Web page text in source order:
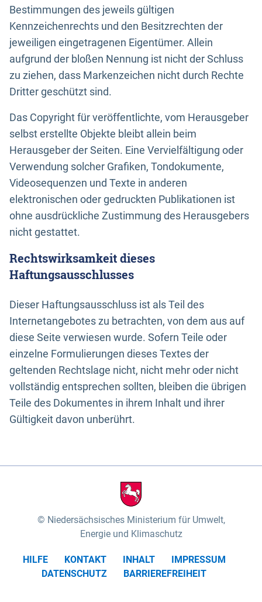
Bestimmungen des jeweils gültigen
Kennzeichenrechts und den Besitzrechten der
jeweiligen eingetragenen Eigentümer. Allein
aufgrund der bloßen Nennung ist nicht der Schluss
zu ziehen, dass Markenzeichen nicht durch Rechte
Dritter geschützt sind.
Das Copyright für veröffentlichte, vom Herausgeber
selbst erstellte Objekte bleibt allein beim
Herausgeber der Seiten. Eine Vervielfältigung oder
Verwendung solcher Grafiken, Tondokumente,
Videosequenzen und Texte in anderen
elektronischen oder gedruckten Publikationen ist
ohne ausdrückliche Zustimmung des Herausgebers
nicht gestattet.
Rechtswirksamkeit dieses
Haftungsausschlusses
Dieser Haftungsausschluss ist als Teil des
Internetangebotes zu betrachten, von dem aus auf
diese Seite verwiesen wurde. Sofern Teile oder
einzelne Formulierungen dieses Textes der
geltenden Rechtslage nicht, nicht mehr oder nicht
vollständig entsprechen sollten, bleiben die übrigen
Teile des Dokumentes in ihrem Inhalt und ihrer
Gültigkeit davon unberührt.
Niedersächsisches Ministerium für Umwelt,
Energie und Klimaschutz
HILFE KONTAKT INHALT
IMPRESSUM
DATENSCHUTZ
BARRIEREFREIHEIT